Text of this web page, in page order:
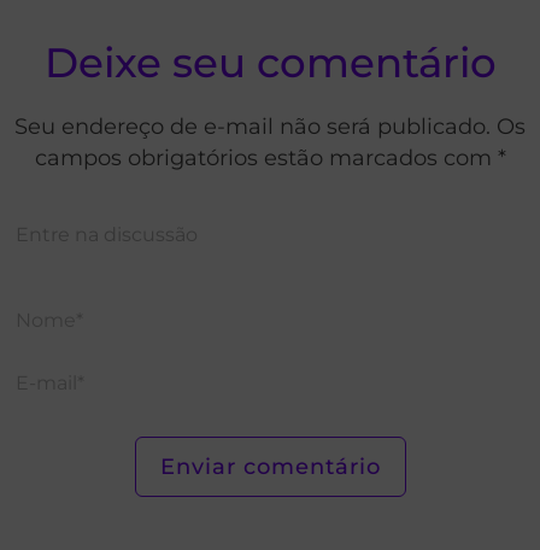
Deixe seu comentário
Seu endereço de e-mail não será publicado. Os
campos obrigatórios estão marcados com *